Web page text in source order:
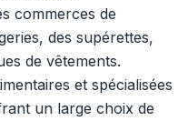
commerces de
des supérettes,
de vêtements.
et spécialisées
un large choix de